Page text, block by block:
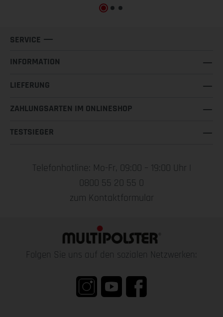
SERVICE
INFORMATION
LIEFERUNG
ZAHLUNGSARTEN IM ONLINESHOP
TESTSIEGER
Telefonhotline: Mo-Fr, 09:00 – 19:00 Uhr |
0800 55 20 55 0
zum Kontaktformular
Folgen Sie uns auf den sozialen Netzwerken: